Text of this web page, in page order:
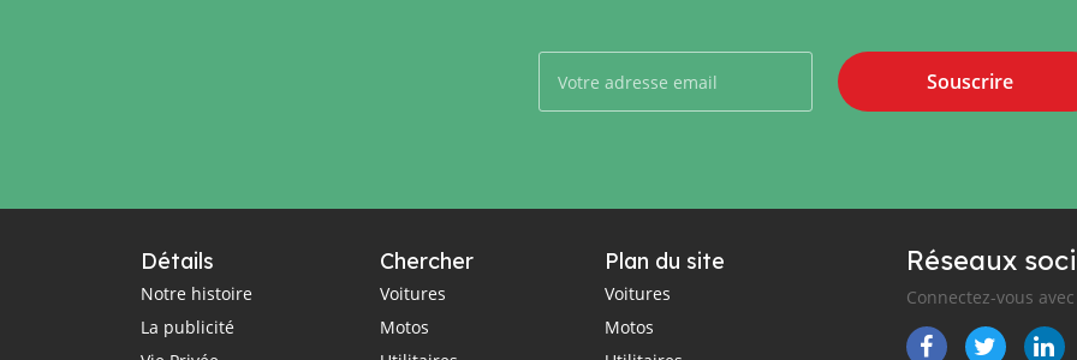
Souscrire
Détails
Notre histoire
La publicité
Chercher
Voitures
Motos
Plan du site
Voitures
Motos
Réseaux
Connectez-vous